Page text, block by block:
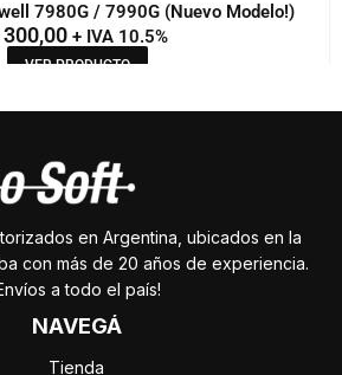
7980G / 7990G (Nuevo Modelo!)
+ IVA 10.5%
VER PRODUCTO
en Argentina, ubicados en la
con más de 20 años de experiencia.
a todo el país!
NAVEGÁ
Tienda